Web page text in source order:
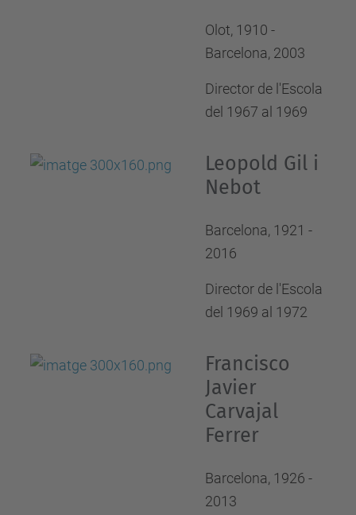
Olot, 1910 -
Barcelona, 2003
Director de l'Escola
del 1967 al 1969
Leopold Gil i
Nebot
Barcelona, 1921 -
2016
Director de l'Escola
del 1969 al 1972
Francisco
Javier
Carvajal
Ferrer
Barcelona, 1926 -
2013